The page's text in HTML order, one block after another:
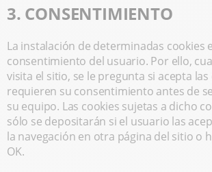
3. CONSENTIMIENTO
La instalación de determinadas cookies
consentimiento del usuario. Por ello,
visita el sitio, se le pregunta si acepta
requieren su consentimiento antes de
su equipo. Las cookies sujetas a dicho
sólo se depositarán si el usuario las
la navegación en otra página del sitio o
OK.